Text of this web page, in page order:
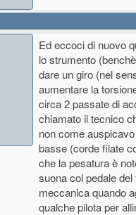
Ed eccoci di nuovo
lo strumento
dare un giro (nel
aumentare la
circa 2 passate di
chiamato il tecnico
non come
basse (corde filate
che la pesatura è
suona col pedale
meccanica quando
qualche pilota per